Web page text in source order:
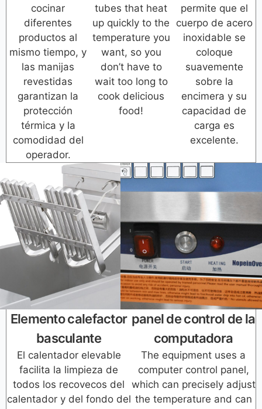
cocinar
diferentes
productos al
mismo tiempo, y
las manijas
revestidas
garantizan la
protección
térmica y la
comodidad del
operador.
tubes that heat
up quickly to the
temperature you
want, so you
don’t have to
wait too long to
cook delicious
food!
permite que el
cuerpo de acero
inoxidable se
coloque
suavemente
sobre la
encimera y su
capacidad de
carga es
excelente.
Elemento calefactor
basculante
El calentador elevable
facilita la limpieza de
todos los recovecos del
calentador y del fondo del
panel de control de la
computadora
The equipment uses a
computer control panel,
which can precisely adjust
the temperature and can